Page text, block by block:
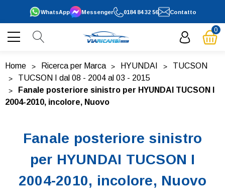
0184 84 32 56
WhatsApp Contatto
Messenger
0
Home Ricerca per Marca HYUNDAI
TUCSON
TUCSON I dal 08 - 2004 al 03 - 2015
Fanale posteriore sinistro per HYUNDAI TUCSON I
2004-2010, incolore, Nuovo
Fanale posteriore sinistro
per HYUNDAI TUCSON I
2004-2010, incolore, Nuovo